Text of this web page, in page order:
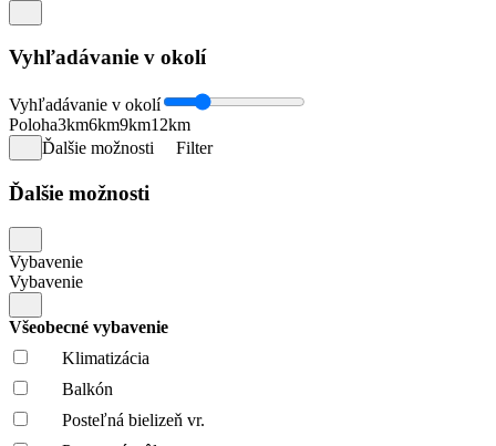
Vyhľadávanie v okolí
Vyhľadávanie v okolí
Poloha3km6km9km12km
Ďalšie možnosti
Filter
Ďalšie možnosti
Vybavenie
Vybavenie
Všeobecné vybavenie
Klimatizácia
Balkón
Posteľná bielizeň vr.